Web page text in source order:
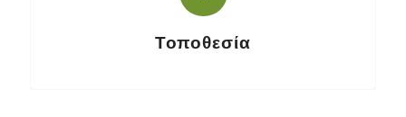
Τοποθεσία